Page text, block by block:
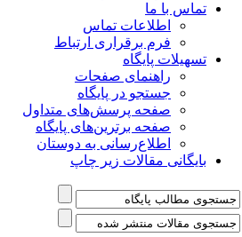
تماس با ما
اطلاعات تماس
فرم برقراری ارتباط
تسهیلات پایگاه
راهنمای صفحات
جستجو در پایگاه
صفحه پرسش‌های متداول
صفحه برترین‌های پایگاه
اطلاع‌رسانی به دوستان
بایگانی مقالات زیر چاپ